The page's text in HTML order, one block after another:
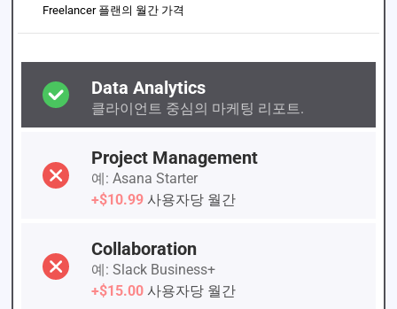
Freelancer 플랜의 월간 가격
Data Analytics
클라이언트 중심의 마케팅 리포트.
Project Management
예: Asana Starter
+$10.99 사용자당 월간
Collaboration
예: Slack Business+
+$15.00 사용자당 월간